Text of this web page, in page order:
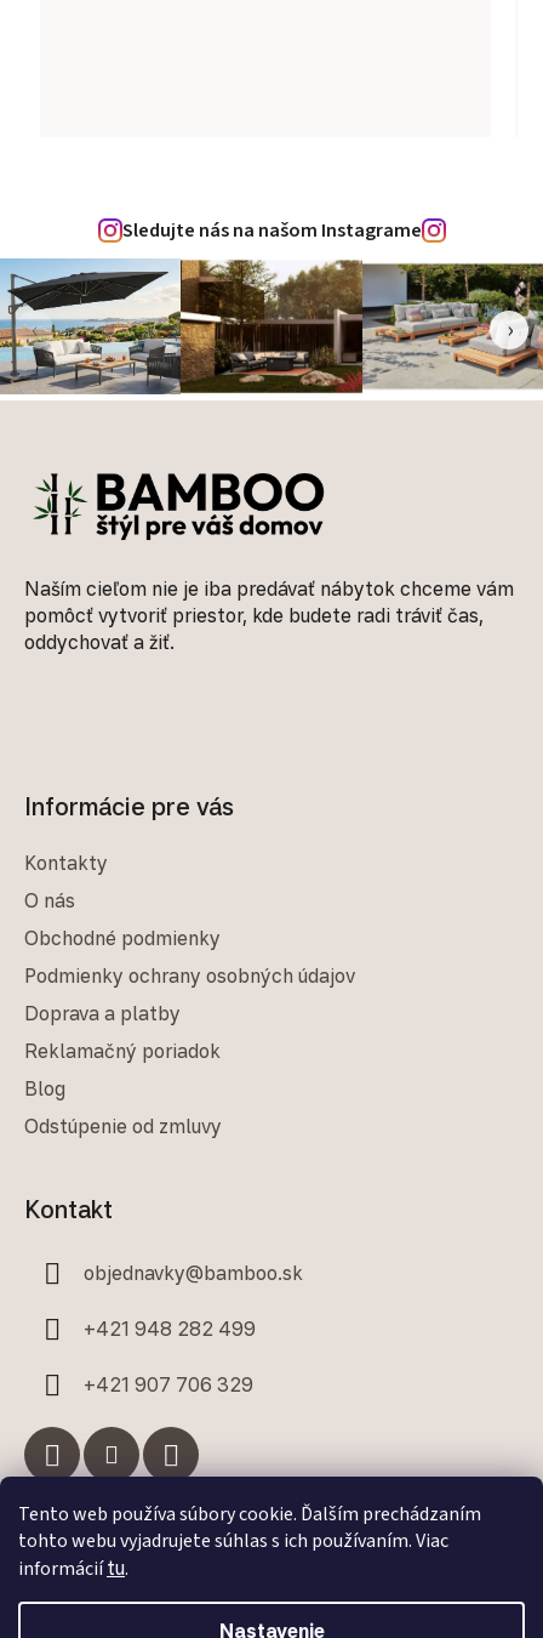
Tento web používa súbory cookie. Ďalším prechádzaním
tohto webu vyjadrujete súhlas s ich používaním. Viac
informáciítu.
Nastavenie
Sledujte nás na našom Instagrame
‹ ›
Naším cieľom nie je iba predávať nábytok chceme vám
pomôcť vytvoriť priestor, kde budete radi tráviť čas,
oddychovať a žiť.
Informácie pre vás
Kontakty
O nás
Obchodné podmienky
Podmienky ochrany osobných údajov
Doprava a platby
Reklamačný poriadok
Blog
Odstúpenie od zmluvy
Kontakt
objednavky@bamboo.sk
+421 948 282 499
+421 907 706 329
Facebook
Bamboo.sk